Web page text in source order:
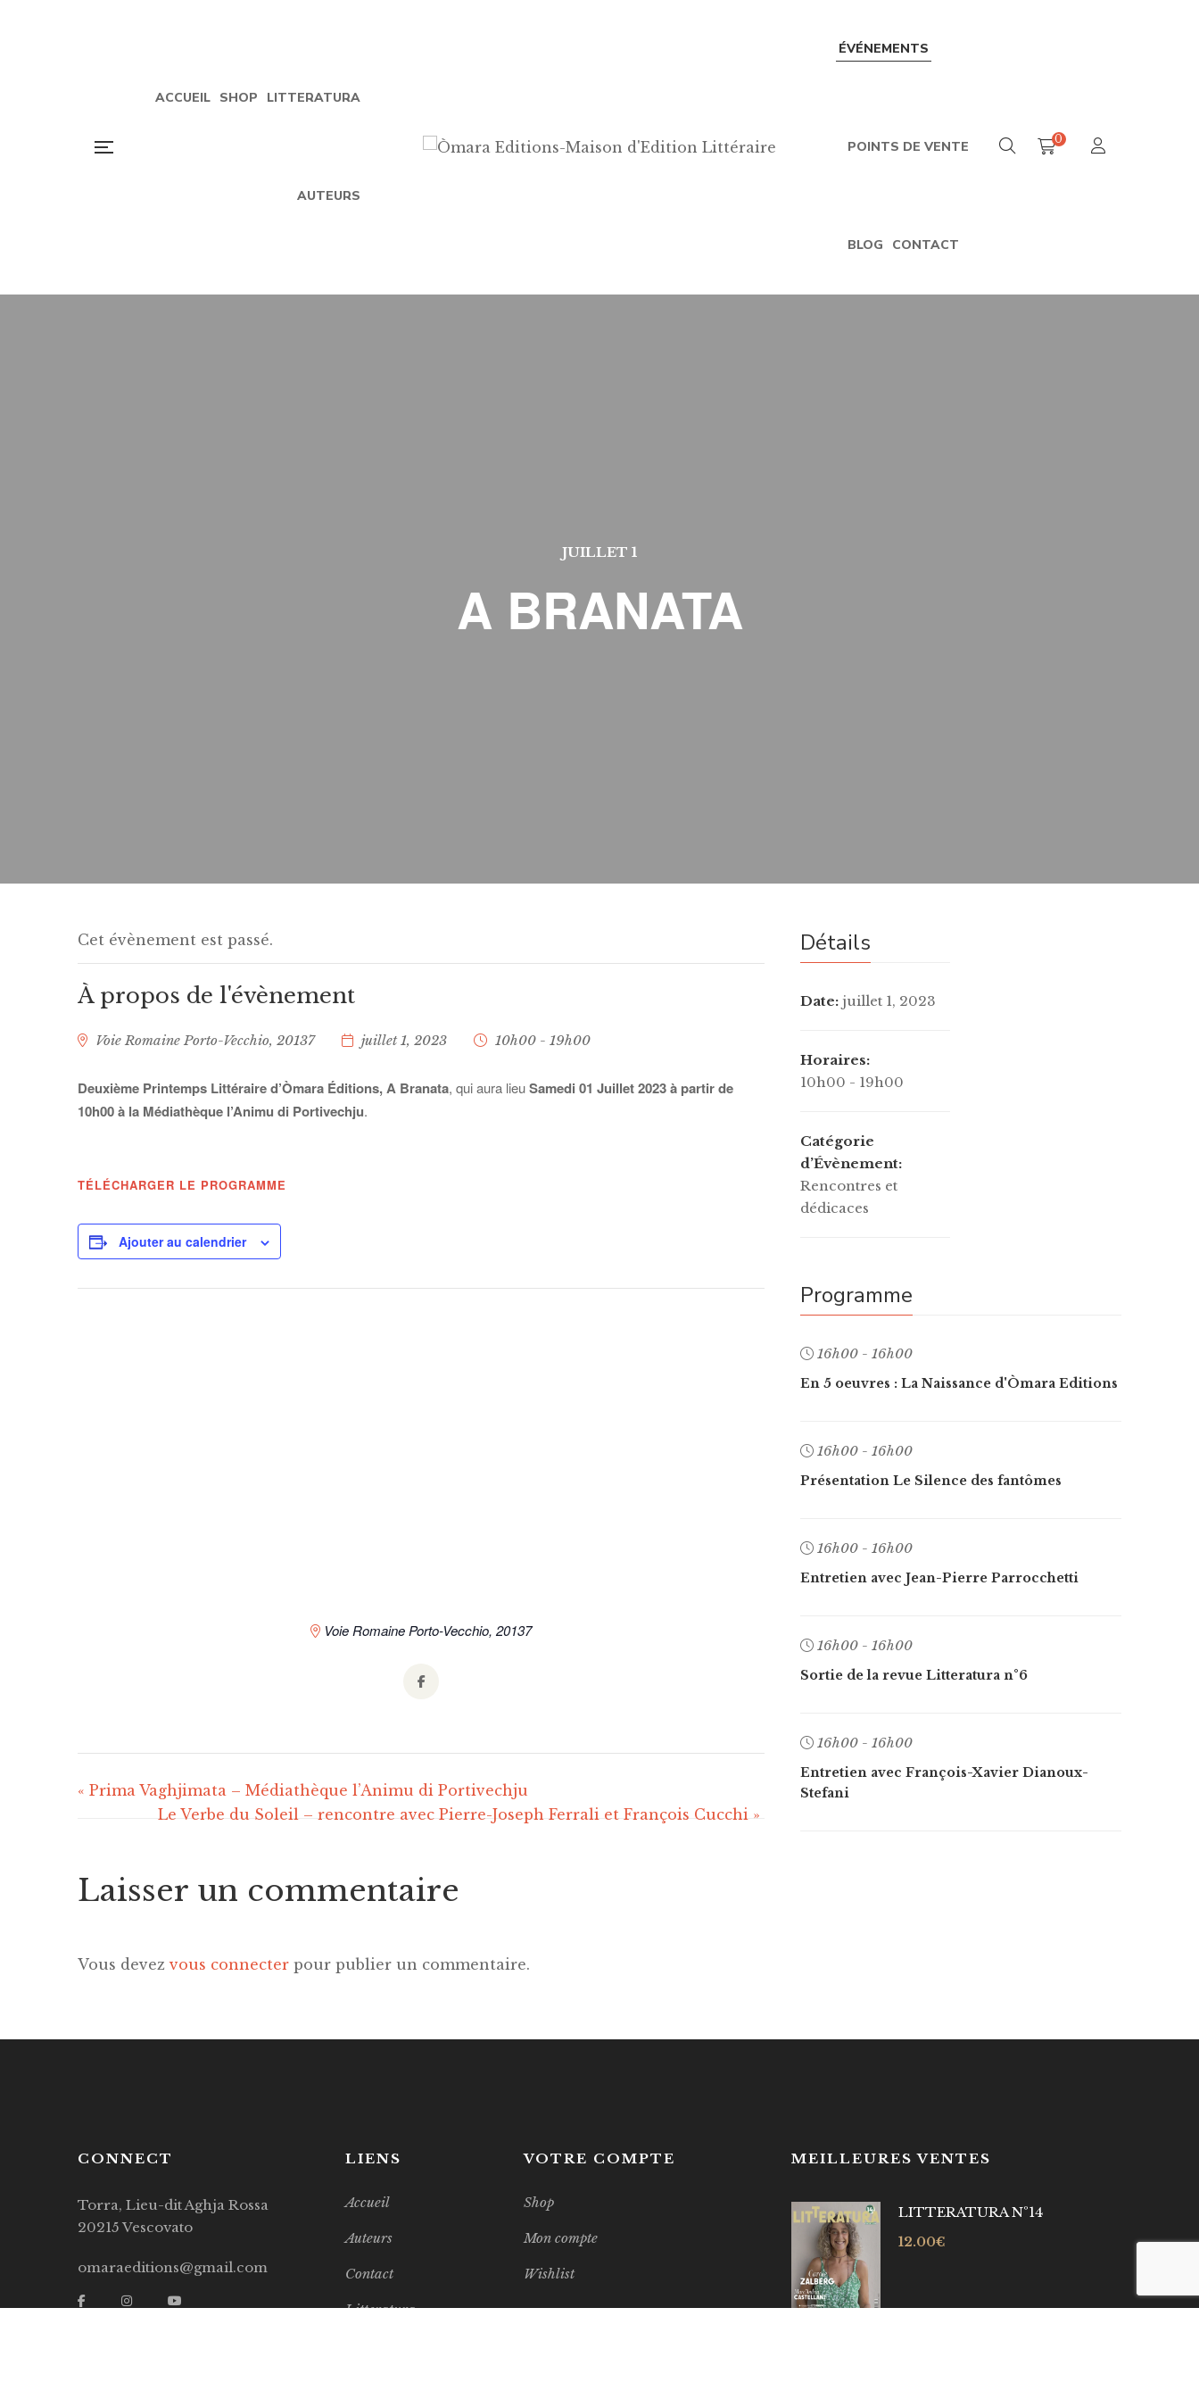
ACCUEIL SHOP LITTERATURA
AUTEURS
ÉVÉNEMENTS
POINTS DE VENTE
BLOG CONTACT
0
JUILLET 1
A BRANATA
Cet évènement est passé.
À propos de l'évènement
Voie Romaine Porto-Vecchio, 20137 juillet 1, 2023 10h00 - 19h00
Deuxième Printemps Littéraire d’Òmara Éditions, A Branata, qui aura lieuSamedi 01 Juillet 2023 à partir de
10h00 à la Médiathèque l’Animu di Portivechju.
TÉLÉCHARGER LE PROGRAMME
Ajouter au calendrier
Voie Romaine Porto-Vecchio, 20137
« Prima Vaghjimata – Médiathèque l’Animu di Portivechju
Le Verbe du Soleil – rencontre avec Pierre-Joseph Ferrali et François Cucchi »
Laisser un commentaire
Vous devezvous connecter pour publier un commentaire.
Détails
Date: juillet 1, 2023
Horaires:
10h00 - 19h00
Catégorie
d’Évènement:
Rencontres et
dédicaces
Programme
16h00 - 16h00
En 5 oeuvres : La Naissance d'Òmara Editions
16h00 - 16h00
Présentation Le Silence des fantômes
16h00 - 16h00
Entretien avec Jean-Pierre Parrocchetti
16h00 - 16h00
Sortie de la revue Litteratura n°6
16h00 - 16h00
Entretien avec François-Xavier Dianoux-
Stefani
CONNECT
Torra, Lieu-dit Aghja Rossa
20215 Vescovato
omaraeditions@gmail.com
LIENS
Accueil
Auteurs
Contact
Litteratura
VOTRE COMPTE
Shop
Mon compte
Wishlist
MEILLEURES VENTES
LITTERATURA Nº14
12.00€